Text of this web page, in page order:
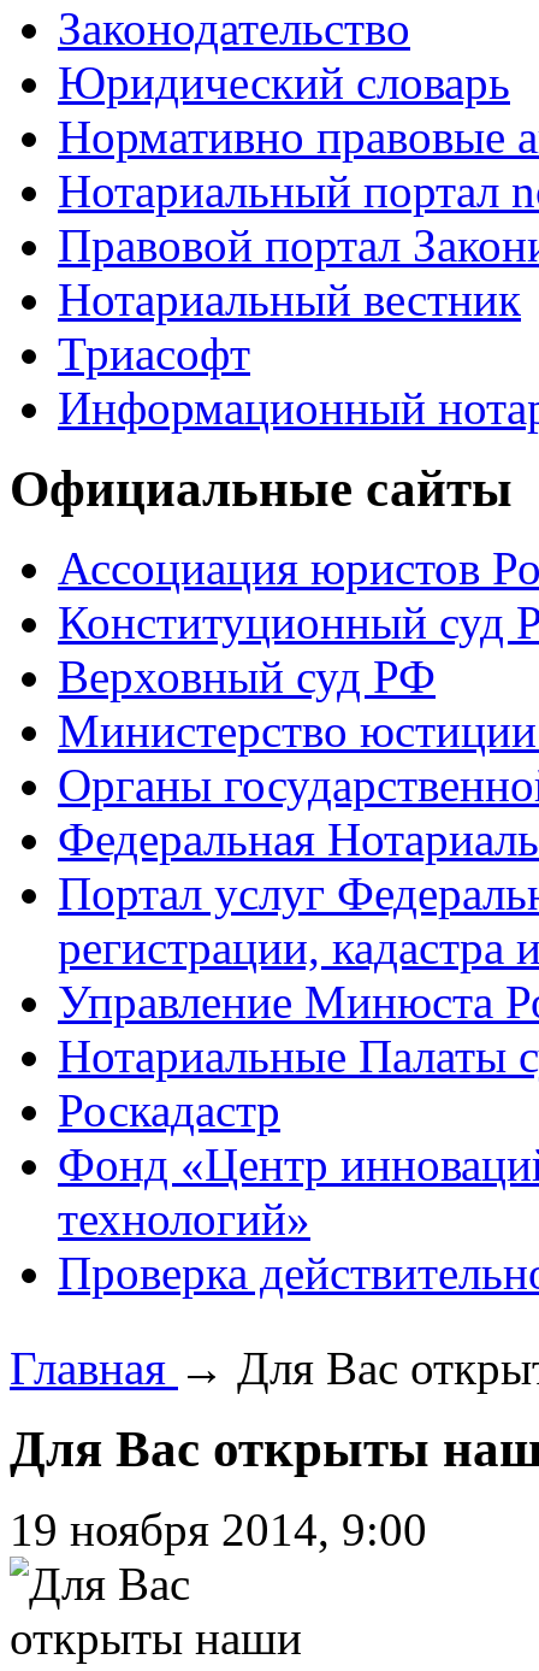
Законодательство
Юридический словарь
Нормативно правовые
Нотариальный портал
Правовой портал
Нотариальный вестник
Триасофт
Информационный
Официальные сайты
Ассоциация юристов
Конституционный суд
Верховный суд РФ
Министерство
Органы
Федеральная
Портал услуг
регистрации, кадастра
Управление Минюста
Нотариальные Палаты
Роскадастр
Фонд «Центр
технологий»
Проверка
Главная → Для Вас
Для Вас открыты
19 ноября 2014, 9:00